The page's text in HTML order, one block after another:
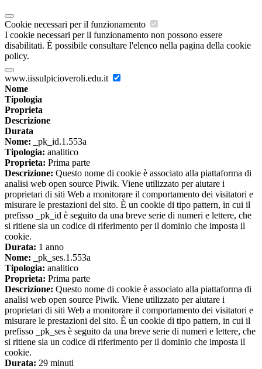
Cookie necessari per il funzionamento
I cookie necessari per il funzionamento non possono essere
disabilitati. È possibile consultare l'elenco nella pagina della cookie
policy.
www.iissulpicioveroli.edu.it
Nome
Tipologia
Proprieta
Descrizione
Durata
Nome: _pk_id.1.553a
Tipologia: analitico
Proprieta: Prima parte
Descrizione: Questo nome di cookie è associato alla piattaforma di
analisi web open source Piwik. Viene utilizzato per aiutare i
proprietari di siti Web a monitorare il comportamento dei visitatori e
misurare le prestazioni del sito. È un cookie di tipo pattern, in cui il
prefisso _pk_id è seguito da una breve serie di numeri e lettere, che
si ritiene sia un codice di riferimento per il dominio che imposta il
cookie.
Durata: 1 anno
Nome: _pk_ses.1.553a
Tipologia: analitico
Proprieta: Prima parte
Descrizione: Questo nome di cookie è associato alla piattaforma di
analisi web open source Piwik. Viene utilizzato per aiutare i
proprietari di siti Web a monitorare il comportamento dei visitatori e
misurare le prestazioni del sito. È un cookie di tipo pattern, in cui il
prefisso _pk_ses è seguito da una breve serie di numeri e lettere, che
si ritiene sia un codice di riferimento per il dominio che imposta il
cookie.
Durata: 29 minuti